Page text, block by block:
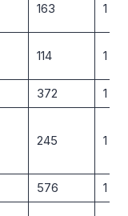
163 1 : 7
114 1 : 2
372
1 :
245 1 : 15
576
1 :